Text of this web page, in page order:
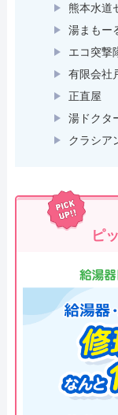
熊本水道
湯まもー
エコ突撃
有限会社
正直屋
湯ドクタ
クラシア
ピ